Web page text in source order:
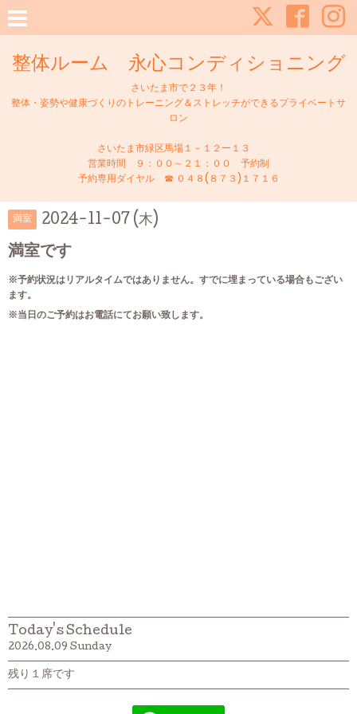
整体ルーム 永心コンディショニング
さいたま市で２３年！
整体・姿勢や健康づくりのトレーニング＆ストレッチができるプライベートサ
ロン
さいたま市緑区馬場１－１２ー１３
営業時間 ９：００～２１：００ 予約制
予約専用ダイヤル ☎ ０４８(８７３)１７１６
満室 2024-11-07 (木)
満室です
※予約状況はリアルタイムではありません。すでに埋まっている場合もござい
ます。
※当日のご予約はお電話にてお願い致します。
Today's Schedule
2026.08.09 Sunday
残り１席です